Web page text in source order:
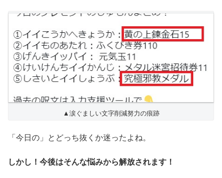
▲涙ぐましい文字削減努力の痕跡
「今日の」とどっち抜くか迷ったよね。
しかし！今後はそんな悩みから解放されます！